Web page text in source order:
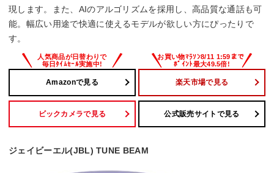
現します。また、AIのアルゴリズムを採用し、高品質な通話も可
能。幅広い用途で快適に使えるモデルが欲しい方にぴったりで
す。
Amazonで見る 楽天市場で見る
ビックカメラで見る 公式販売サイトで見る
ジェイビーエル(JBL) TUNE BEAM